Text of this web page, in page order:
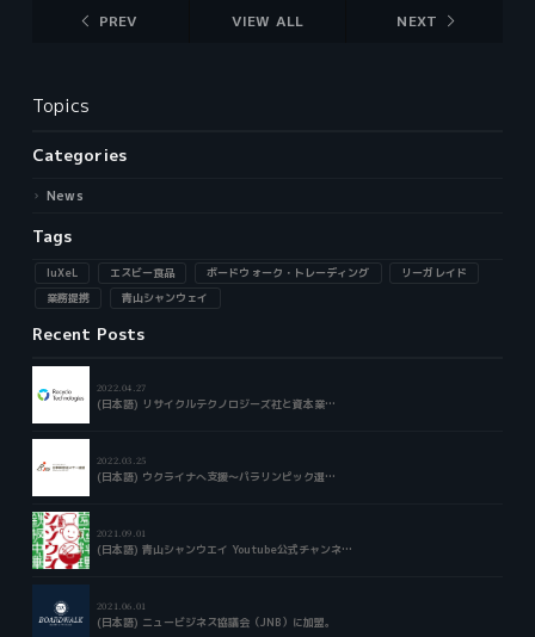
PREV VIEW ALL NEXT
Topics
Categories
News
Tags
luXeL エスビー食品 ボードウォーク・トレーディング
リーガレイド
業務提携
青山シャンウェイ
Recent Posts
2022.04.27
(日本語) リサイクルテクノロジーズ社と資本業…
2022.03.25
(日本語) ウクライナへ支援～パラリンピック選…
2021.09.01
(日本語) 青山シャンウエイ Youtube公式チャンネ…
2021.06.01
(日本語) ニュービジネス協議会（JNB）に加盟。